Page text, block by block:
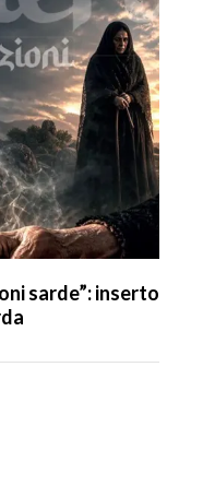
sarde”: inserto